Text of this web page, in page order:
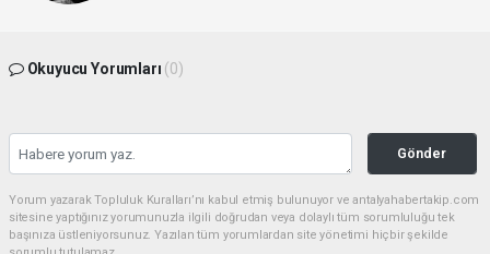
Okuyucu Yorumları (0)
Gönder
Yorum yazarak Topluluk Kuralları’nı kabul etmiş bulunuyor ve antalyahabertakip.com
sitesine yaptığınız yorumunuzla ilgili doğrudan veya dolaylı tüm sorumluluğu tek
başınıza üstleniyorsunuz. Yazılan tüm yorumlardan site yönetimi hiçbir şekilde